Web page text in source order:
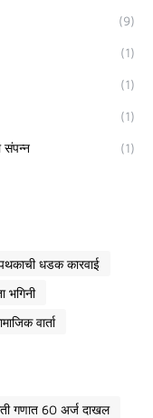
(9)
(1)
(1)
(1)
संपन्न (1)
पथकाची धडक कारवाई
भगिनी
वार्ता
गणात 60 अर्ज दाखल